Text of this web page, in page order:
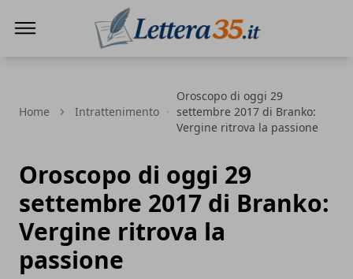
Home Intrattenimento
Oroscopo di oggi 29
settembre 2017 di Branko:
Vergine ritrova la passione
Oroscopo di oggi 29
settembre 2017 di Branko:
Vergine ritrova la
passione